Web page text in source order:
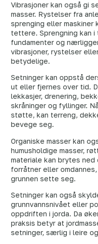
Vibrasjoner kan også gi
masser. Rystelser fra
sprenging eller maskiner
tettere. Sprengning kan
fundamenter og
vibrasjoner, rystelser
betydelige.
Setninger kan oppstå
ut eller fjernes over tid.
lekkasjer, drenering,
skråninger og fyllinger.
støtte, kan terreng,
bevege seg.
Organiske masser kan
humusholdige masser,
materiale kan brytes
forråtner eller
grunnen sette seg.
Setninger kan også
grunnvannsnivået eller
oppdriften i jorda. Da
praksis betyr at
setninger, særlig i leire